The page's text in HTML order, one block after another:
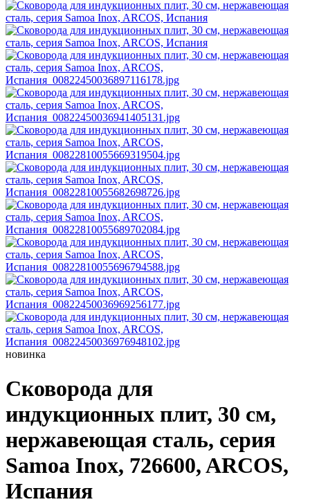
новинка
Сковорода для
индукционных плит, 30 см,
нержавеющая сталь, серия
Samoa Inox, 726600, ARCOS,
Испания